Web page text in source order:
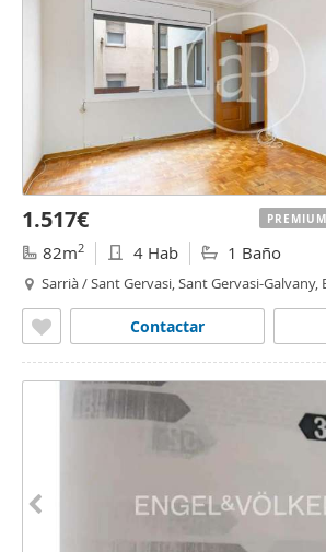
1.517€
82m2 4 Hab 1 Baño
Sarrià / Sant Gervasi, Sant Gervasi-Galvany,
Contactar
PREMIUM